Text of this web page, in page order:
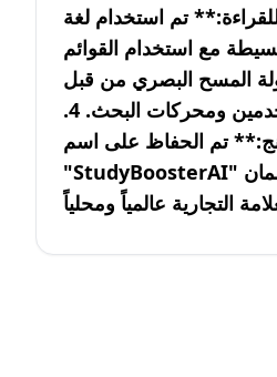
للقراءة:** تم استخدام لغة
مع استخدام القوائم
المسح البصري من قبل
المستخدمين ومحركات البحث. 4.
تم الحفاظ على اسم
"StudyBoosterAI" باللغة الإنجليزية لضمان